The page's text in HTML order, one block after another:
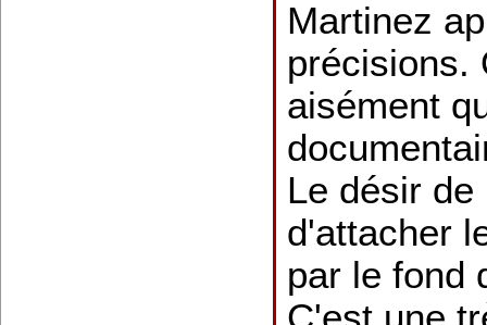
Martinez
précisions.
aisément
Le désir
d'attacher
par le fond